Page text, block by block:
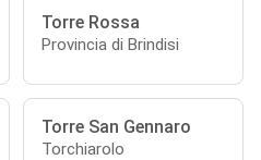
Torre Rossa
Provincia di Brindisi
Torre San Gennaro
Torchiarolo